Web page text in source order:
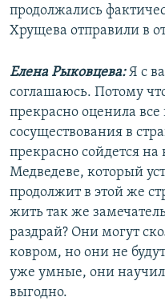
продолжались
Хрущева отправили в
Елена Рыковцева:Я с
соглашаюсь. Потому
прекрасно оценила
сосуществования в
прекрасно сойдется
Медведеве, который
продолжит в этой же
жить так же
раздрай? Они могут
ковром, но они не
уже умные, они
выгодно.